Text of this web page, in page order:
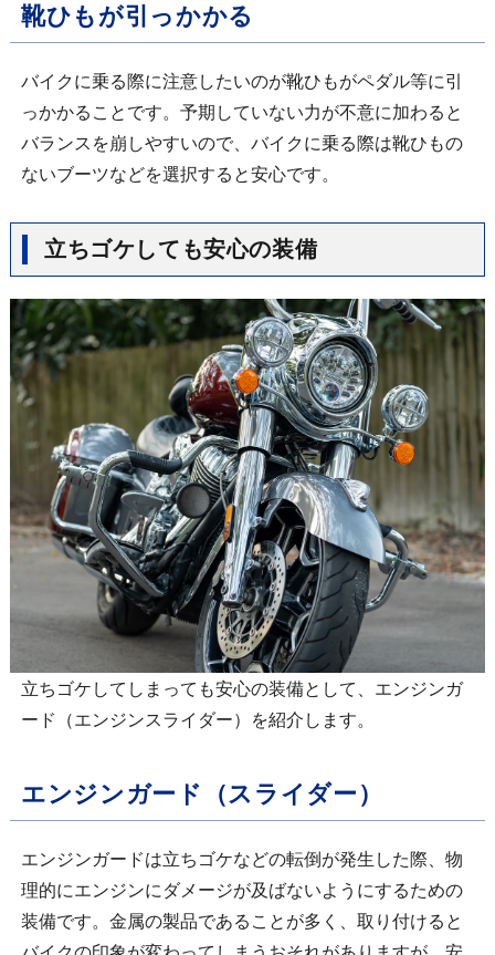
靴ひもが引っかかる
バイクに乗る際に注意したいのが靴ひもがペダル等に引
っかかることです。予期していない力が不意に加わると
バランスを崩しやすいので、バイクに乗る際は靴ひもの
ないブーツなどを選択すると安心です。
立ちゴケしても安心の装備
立ちゴケしてしまっても安心の装備として、エンジンガ
ード（エンジンスライダー）を紹介します。
エンジンガード（スライダー）
エンジンガードは立ちゴケなどの転倒が発生した際、物
理的にエンジンにダメージが及ばないようにするための
装備です。金属の製品であることが多く、取り付けると